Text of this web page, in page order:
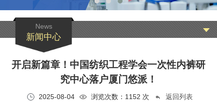
News
新闻中心
开启新篇章！中国纺织工程学会一次性内裤研
究中心落户厦门悠派！
2025-08-04 浏览次数：1152 次 返回列表